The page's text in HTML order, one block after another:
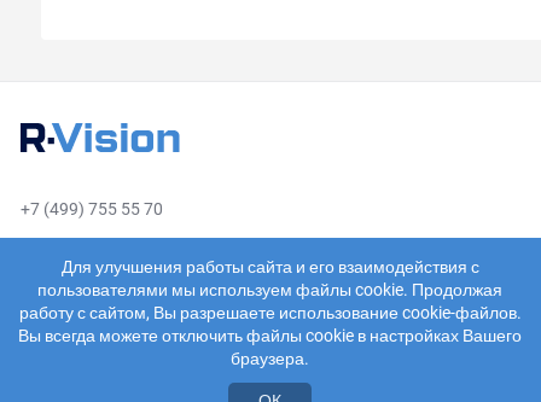
+7 (499) 755 55 70
Пользовательское соглашение
Для улучшения работы сайта и его взаимодействия с
пользователями мы используем файлы cookie. Продолжая
работу с сайтом, Вы разрешаете использование cookie-файлов.
Вы всегда можете отключить файлы cookie в настройках Вашего
браузера.